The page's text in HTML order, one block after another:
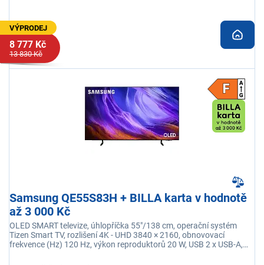
VÝPRODEJ
8 777 Kč
13 830 Kč
Samsung QE55S83H + BILLA karta v hodnotě
až 3 000 Kč
OLED SMART televize, úhlopříčka 55"/138 cm, operační systém
Tizen Smart TV, rozlišení 4K - UHD 3840 × 2160, obnovovací
frekvence (Hz) 120 Hz, výkon reproduktorů 20 W, USB 2 x USB-A,